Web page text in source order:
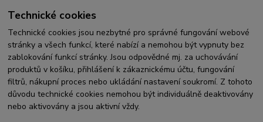
Technické cookies
Technické cookies jsou nezbytné pro správné fungování webové
stránky a všech funkcí, které nabízí a nemohou být vypnuty bez
zablokování funkcí stránky. Jsou odpovědné mj. za uchovávání
produktů v košíku, přihlášení k zákaznickému účtu, fungování
filtrů, nákupní proces nebo ukládání nastavení soukromí. Z tohoto
důvodu technické cookies nemohou být individuálně deaktivovány
nebo aktivovány a jsou aktivní vždy.